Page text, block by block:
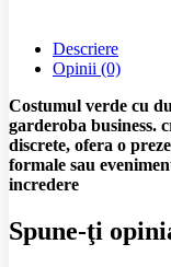
Descriere
Opinii (0)
Costumul verde cu
garderoba business.
discrete, ofera o
formale sau
incredere
Spune-ţi